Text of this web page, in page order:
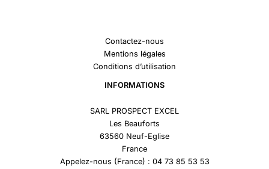
Contactez-nous
Mentions légales
Conditions d’utilisation
INFORMATIONS
SARL PROSPECT EXCEL
Les Beauforts
63560 Neuf-Eglise
France
Appelez-nous (France) : 04 73 85 53 53